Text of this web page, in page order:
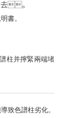
去。
。
柱并擰緊兩端堵
致色譜柱劣化。